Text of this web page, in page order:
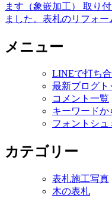
ます（象嵌加工） 取り
ました。表札のリフォ
メニュー
LINEで打ち
最新ブログト
コメント一覧
キーワードか
フォントシュ
カテゴリー
表札施工写真
木の表札